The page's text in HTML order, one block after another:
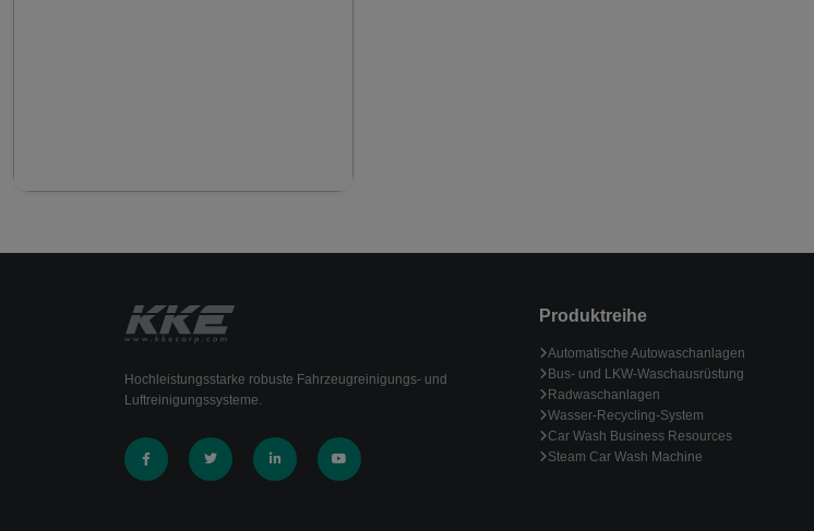
Hochleistungsstarke robuste Fahrzeugreinigungs- und
Luftreinigungssysteme.
Produktreihe
Automatische Autowaschanlagen
Bus- und LKW-Waschausrüstung
Radwaschanlagen
Wasser-Recycling-System
Car Wash Business Resources
Steam Car Wash Machine